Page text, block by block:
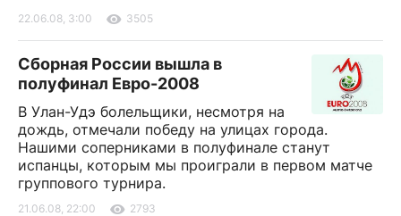
22.06.08, 3:00 3505
Сборная России вышла в
полуфинал Евро-2008
В Улан-Удэ болельщики, несмотря на
дождь, отмечали победу на улицах города.
Нашими соперниками в полуфинале станут
испанцы, которым мы проиграли в первом матче
группового турнира.
21.06.08, 22:00 2793